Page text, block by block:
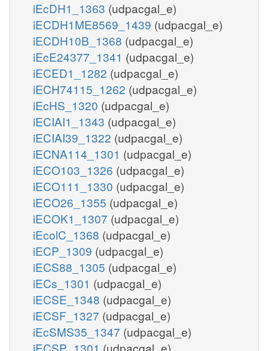
iEcDH1_1363 (udpacgal_e)
iECDH1ME8569_1439 (udpacgal_e)
iECDH10B_1368 (udpacgal_e)
iEcE24377_1341 (udpacgal_e)
iECED1_1282 (udpacgal_e)
iECH74115_1262 (udpacgal_e)
iEcHS_1320 (udpacgal_e)
iECIAI1_1343 (udpacgal_e)
iECIAI39_1322 (udpacgal_e)
iECNA114_1301 (udpacgal_e)
iECO103_1326 (udpacgal_e)
iECO111_1330 (udpacgal_e)
iECO26_1355 (udpacgal_e)
iECOK1_1307 (udpacgal_e)
iEcolC_1368 (udpacgal_e)
iECP_1309 (udpacgal_e)
iECS88_1305 (udpacgal_e)
iECs_1301 (udpacgal_e)
iECSE_1348 (udpacgal_e)
iECSF_1327 (udpacgal_e)
iEcSMS35_1347 (udpacgal_e)
iECSP_1301 (udpacgal_e)